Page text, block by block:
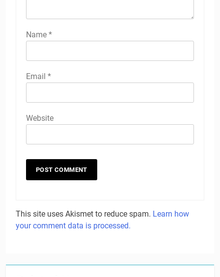
Name *
Email *
Website
This site uses Akismet to reduce spam. Learn how
your comment data is processed.